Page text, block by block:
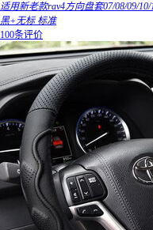
适用新老款rav4方向盘套07/08/09/
黑+无标 标准
100条评价